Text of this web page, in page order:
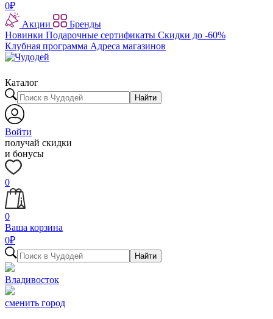
0₽
Акции
Бренды
Новинки Подарочные сертификаты Скидки до -60%
Клубная программа Адреса магазинов
Каталог
Найти
Войти
получай скидки
и бонусы
0
0
Ваша корзина
0₽
Найти
Владивосток
сменить город